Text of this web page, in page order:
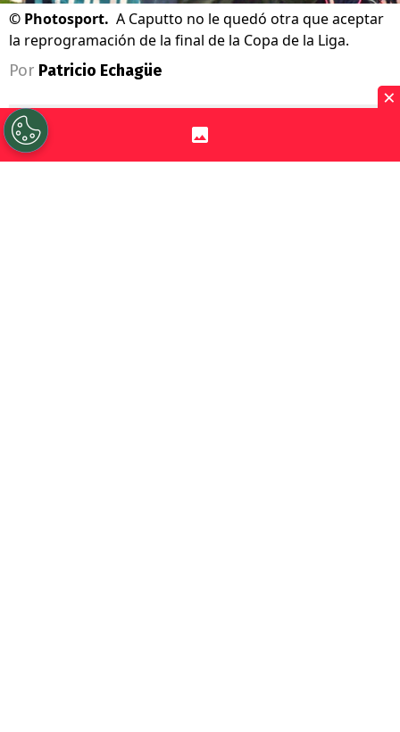
© Photosport. A Caputto no le quedó otra que aceptar
la reprogramación de la final de la Copa de la Liga.
Por Patricio Echagüe
Sigue a Redgol en Google!
×